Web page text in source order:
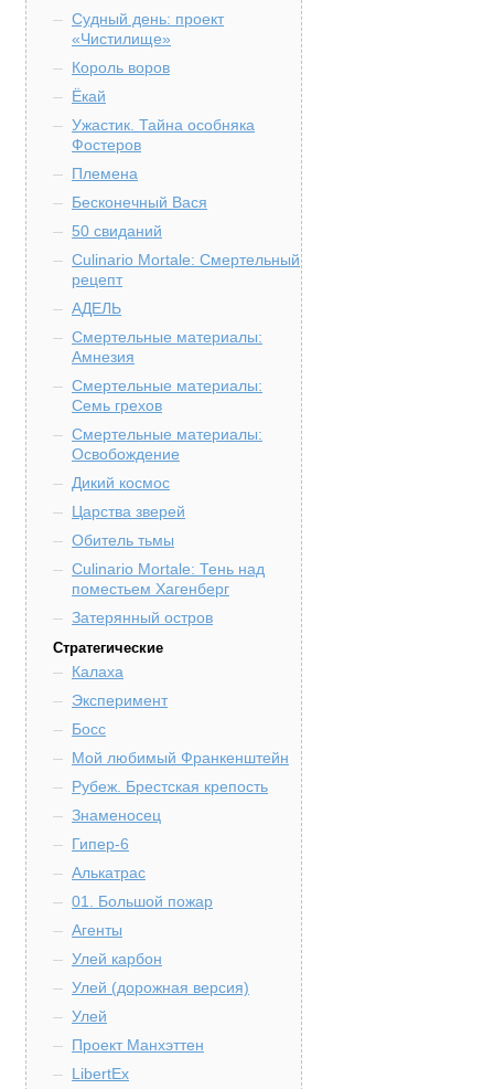
Судный день: проект
«Чистилище»
Король воров
Ёкай
Ужастик. Тайна особняка
Фостеров
Племена
Бесконечный Вася
50 свиданий
Culinario Mortale: Смертельный
рецепт
АДЕЛЬ
Смертельные материалы:
Амнезия
Смертельные материалы:
Семь грехов
Смертельные материалы:
Освобождение
Дикий космос
Царства зверей
Обитель тьмы
Culinario Mortale: Тень над
поместьем Хагенберг
Затерянный остров
Стратегические
Калаха
Эксперимент
Босс
Мой любимый Франкенштейн
Рубеж. Брестская крепость
Знаменосец
Гипер-6
Алькатрас
01. Большой пожар
Агенты
Улей карбон
Улей (дорожная версия)
Улей
Проект Манхэттен
LibertEx